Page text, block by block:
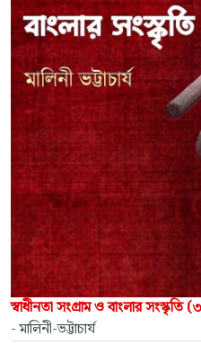
স্বাধীনতা সংগ্রাম ও বাংলার সংস্কৃতি
- মালিনী-ভট্টাচার্য